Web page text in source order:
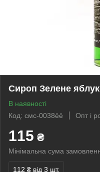
Сироп Зелене
В наявності
Код: смс-0038ёё
Опт і
115 ₴
Мінімальна сума
112 ₴ від 3 шт.